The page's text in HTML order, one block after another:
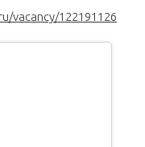
vacancy/122191126